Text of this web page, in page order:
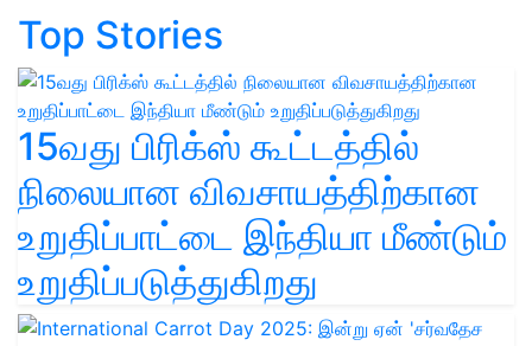
Top Stories
15வது பிரிக்ஸ் கூட்டத்தில்
நிலையான விவசாயத்திற்கான
உறுதிப்பாட்டை இந்தியா மீண்டும்
உறுதிப்படுத்துகிறது